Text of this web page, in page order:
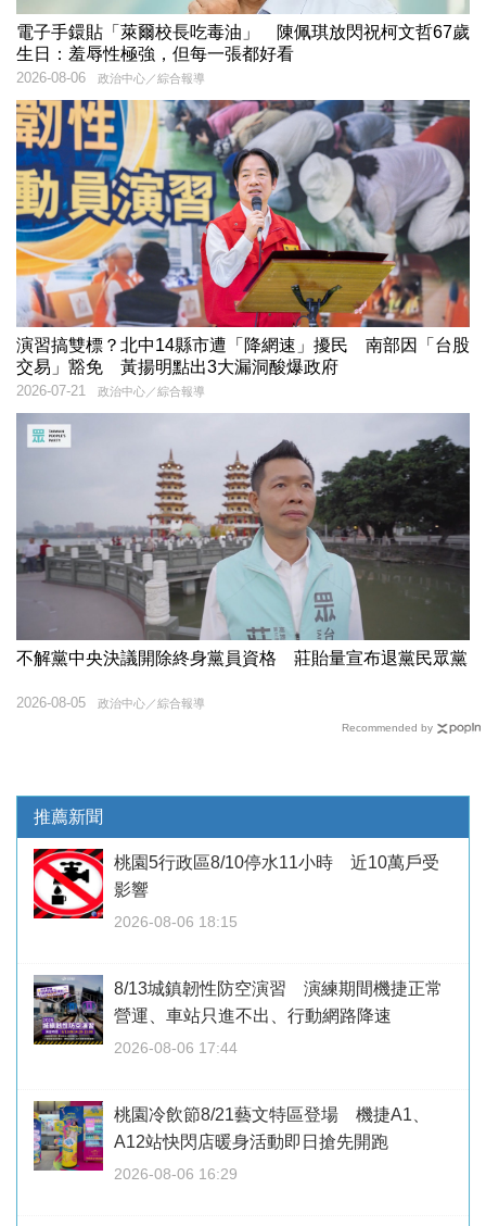
電子手鐶貼「萊爾校長吃毒油」 陳佩琪放閃祝柯文哲67歲
生日：羞辱性極強，但每一張都好看
政治中心／綜合報導
2026-08-06
演習搞雙標？北中14縣市遭「降網速」擾民 南部因「台股
交易」豁免 黃揚明點出3大漏洞酸爆政府
政治中心／綜合報導
2026-07-21
不解黨中央決議開除終身黨員資格 莊貽量宣布退黨民眾黨
政治中心／綜合報導
2026-08-05
Recommended by
推薦新聞
桃園5行政區8/10停水11小時 近10萬戶受
影響
2026-08-06 18:15
8/13城鎮韌性防空演習 演練期間機捷正常
營運、車站只進不出、行動網路降速
2026-08-06 17:44
桃園冷飲節8/21藝文特區登場 機捷A1、
A12站快閃店暖身活動即日搶先開跑
2026-08-06 16:29